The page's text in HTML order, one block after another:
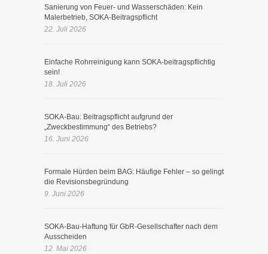
Sanierung von Feuer- und Wasserschäden: Kein
Malerbetrieb, SOKA-Beitragspflicht
22. Juli 2026
Einfache Rohrreinigung kann SOKA-beitragspflichtig
sein!
18. Juli 2026
SOKA-Bau: Beitragspflicht aufgrund der
„Zweckbestimmung“ des Betriebs?
16. Juni 2026
Formale Hürden beim BAG: Häufige Fehler – so gelingt
die Revisionsbegründung
9. Juni 2026
SOKA-Bau-Haftung für GbR-Gesellschafter nach dem
Ausscheiden
12. Mai 2026